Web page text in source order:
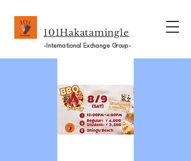
101Hakatamingle
-International Exchange Group-